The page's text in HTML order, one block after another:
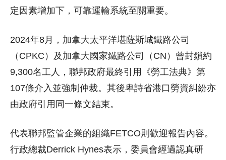
定因素增加下，可靠運輸系統至關重要。
2024年8月，加拿大太平洋堪薩斯城鐵路公司
（CPKC）及加拿大國家鐵路公司（CN）曾封鎖約
9,300名工人，聯邦政府最終引用《勞工法典》第
107條介入並強制仲裁。其後卑詩省港口勞資糾紛亦
由政府引用同一條文結束。
代表聯邦監管企業的組織FETCO則歡迎報告內容。
行政總裁Derrick Hynes表示，委員會經過認真研